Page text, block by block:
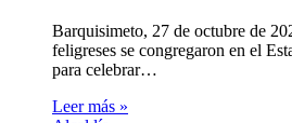
Barquisimeto, 27 de octubre de
feligreses se congregaron en el
para celebrar…
Leer más »